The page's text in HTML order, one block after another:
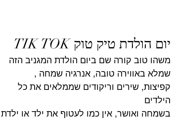
יום הולדת טיק טוק TIK TOK
משהו טוב קורה שם ביום הולדת המגניב הזה
שמלא באווירה טובה, אנרגיה שמחה ,
קפיצות, שירים וריקודים שממלאים את כל
הילדים
בשמחה ואושר, אין כמו לעטוף את ילד או ילדת